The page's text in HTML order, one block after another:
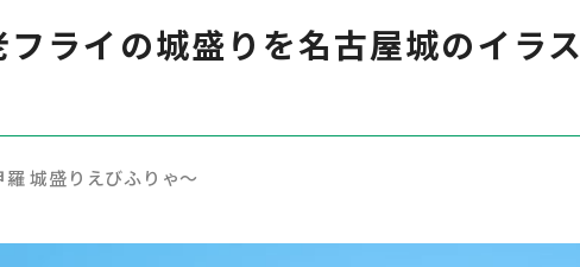
フライの城盛りを名古屋城のイラ
羅 城盛りえびふりゃ〜